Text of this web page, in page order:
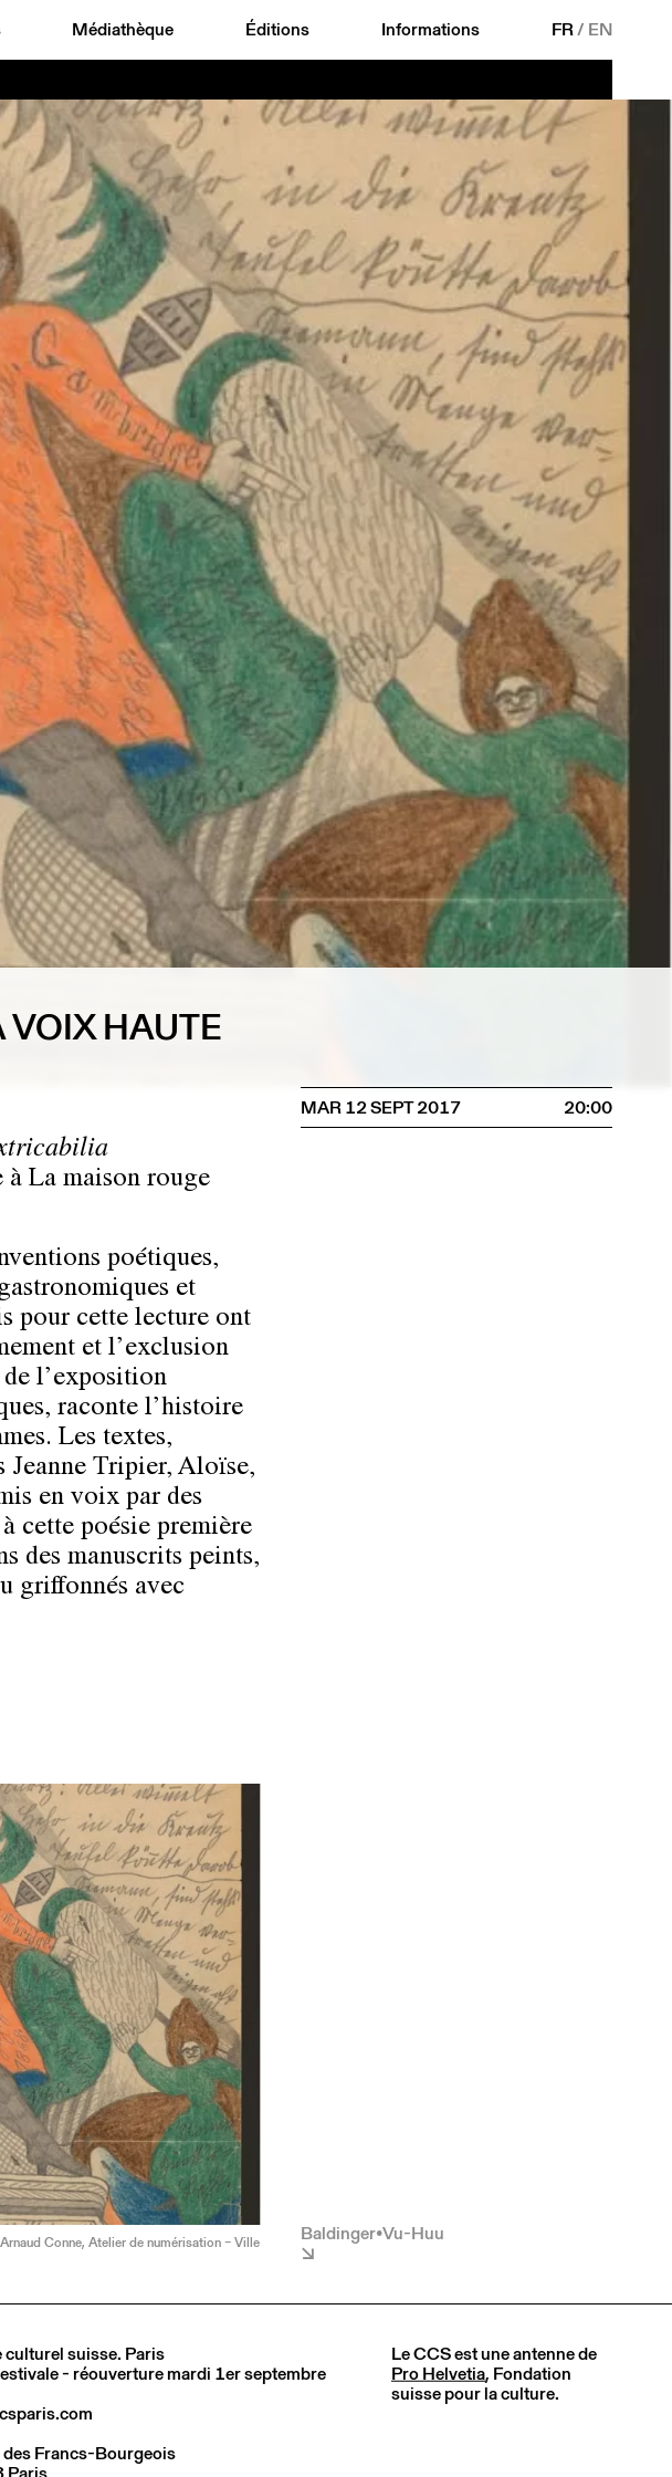
Médiathèque Éditions Informations FR/ EN
VOIX HAUTE
à La maison rouge
poétiques,
et
pour cette lecture ont
et l’exclusion
l’exposition
raconte l’histoire
Les textes,
Jeanne Tripier, Aloïse,
en voix par des
cette poésie première
des manuscrits peints,
griffonnés avec
Conne, Atelier de numérisation – Ville
MAR 12 SEPT 2017 20:00
Baldinger•Vu-Huu
culturel suisse. Paris
- réouverture mardi 1er septembre
Francs-Bourgeois
Le CCS est une antenne de
Pro Helvetia, Fondation
suisse pour la culture.